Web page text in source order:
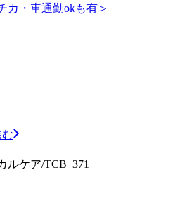
カ・車通勤okも有＞
ルケア/TCB_371